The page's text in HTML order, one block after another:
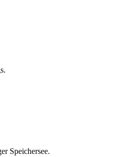
Speichersee.